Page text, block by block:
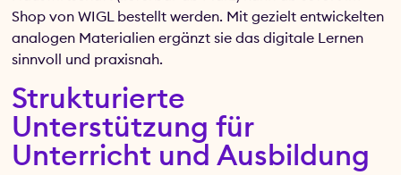
Shop von WIGL bestellt werden. Mit gezielt entwickelten
analogen Materialien ergänzt sie das digitale Lernen
sinnvoll und praxisnah.
Strukturierte
Unterstützung für
Unterricht und Ausbildung